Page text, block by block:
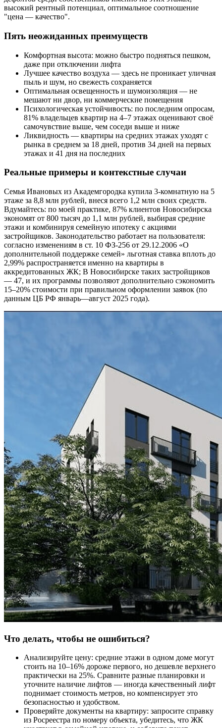
высокий рентный потенциал, оптимальное соотношение
"цена — качество".
Пять неожиданных преимуществ
Комфортная высота: можно быстро подняться пешком,
даже при отключении лифта
Лучшее качество воздуха — здесь не проникает уличная
пыль и шум, но свежесть сохраняется
Оптимальная освещенность и шумоизоляция — не
мешают ни двор, ни коммерческие помещения
Психологическая устойчивость: по последним опросам,
81% владельцев квартир на 4–7 этажах оценивают своё
самочувствие выше, чем соседи выше и ниже
Ликвидность — квартиры на средних этажах уходят с
рынка в среднем за 18 дней, против 34 дней на первых
этажах и 41 дня на последних
Реальные примеры и контекстные случаи
Семья Ивановых из Академгородка купила 3-комнатную на 5
этаже за 8,8 млн рублей, внеся всего 1,2 млн своих средств.
Вдумайтесь: по моей практике, 87% клиентов Новосибирска
экономят от 800 тысяч до 1,1 млн рублей, выбирая средние
этажи и комбинируя семейную ипотеку с акциями
застройщиков. Законодательство работает на пользователя:
согласно изменениям в ст. 10 ФЗ-256 от 29.12.2006 «О
дополнительной поддержке семей» льготная ставка вплоть до
2,99% распространяется именно на квартиры в
аккредитованных ЖК; В Новосибирске таких застройщиков
— 47, и их программы позволяют дополнительно сэкономить
15–20% стоимости при правильном оформлении заявок (по
данным ЦБ РФ январь—август 2025 года).
Что делать, чтобы не ошибиться?
Анализируйте цену: средние этажи в одном доме могут
стоить на 10–16% дороже первого, но дешевле верхнего
практически на 25%. Сравните разные планировки и
уточните наличие лифтов — иногда качественный лифт
поднимает стоимость метров, но компенсирует это
безопасностью и удобством.
Проверяйте документы на квартиру: запросите справку
из Росреестра по номеру объекта, убедитесь, что ЖК